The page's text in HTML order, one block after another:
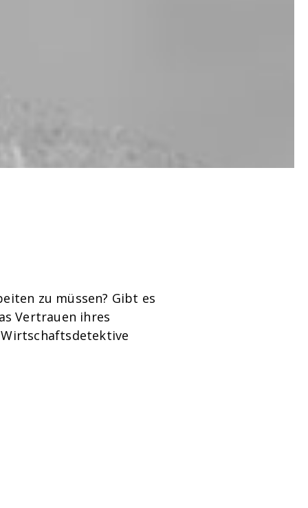
zu müssen? Gibt es
Vertrauen ihres